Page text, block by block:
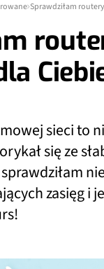
Sprawdziłam
sieci to
się ze
zasięg i